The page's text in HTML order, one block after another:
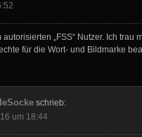
„FSS“ Nutzer. Ich
für die Wort- und Bildmarke
schrieb:
um 18:44